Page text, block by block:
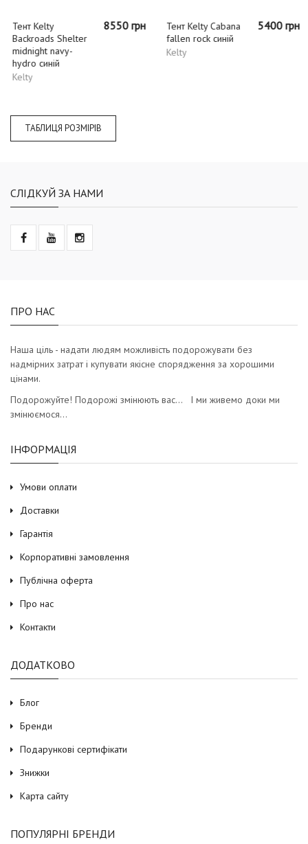
Тент Kelty
Backroads Shelter
midnight navy-
hydro синій
Kelty
8550 грн
Тент Kelty Cabana
fallen rock синій
Kelty
5400 грн
ТАБЛИЦЯ РОЗМІРІВ
СЛІДКУЙ ЗА НАМИ
ПРО НАС
Наша ціль - надати людям можливість подорожувати без
надмірних затрат і купувати якісне спорядження за хорошими
цінами.
Подорожуйте! Подорожі змінюють вас… І ми живемо доки ми
змінюємося…
ІНФОРМАЦІЯ
Умови оплати
Доставки
Гарантія
Корпоративні замовлення
Публічна оферта
Про нас
Контакти
ДОДАТКОВО
Блог
Бренди
Подарункові сертифікати
Знижки
Карта сайту
ПОПУЛЯРНІ БРЕНДИ